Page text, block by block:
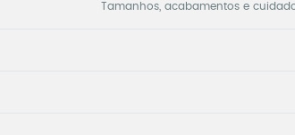
Tamanhos, acabamentos e